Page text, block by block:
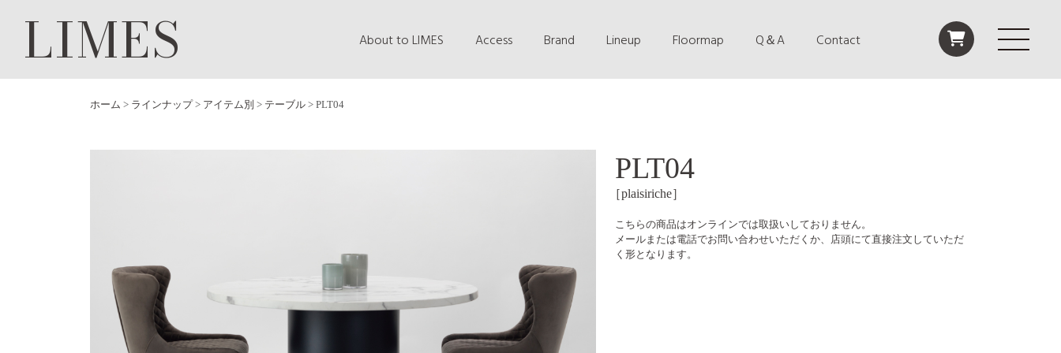
LIMES About to LIMES Access Brand Lineup Floormap Q＆A Contact
ホーム > ラインナップ> アイテム別 > テーブル > PLT04
PLT04
［plaisiriche］
こちらの商品はオンラインでは取扱いしておりません。
メールまたは電話でお問い合わせいただくか、店頭にて直接注文していただ
く形となります。